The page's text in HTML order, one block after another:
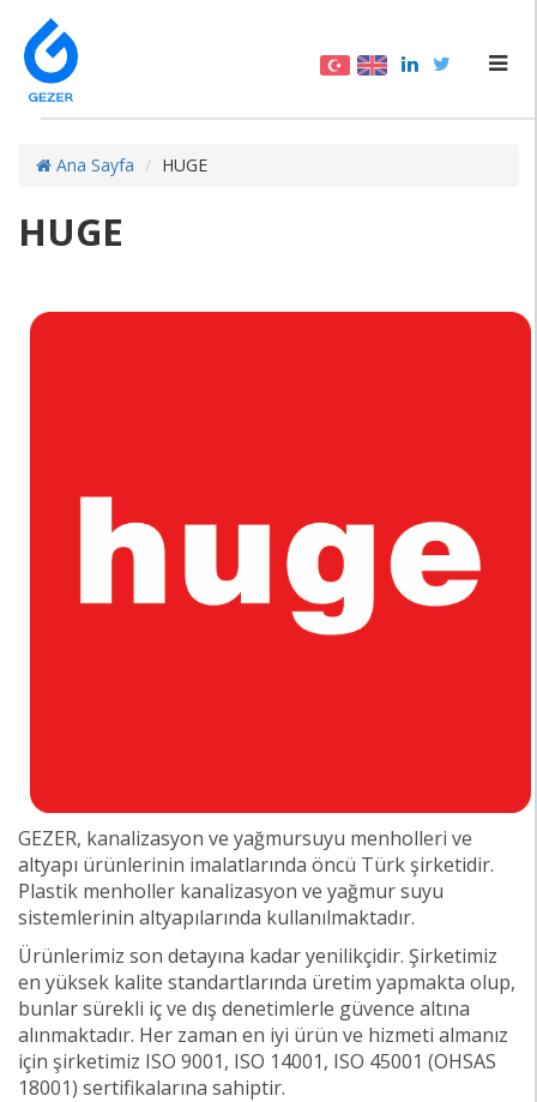
Ana Sayfa HUGE
HUGE
GEZER, kanalizasyon ve yağmursuyu menholleri ve
altyapı ürünlerinin imalatlarında öncü Türk şirketidir.
Plastik menholler kanalizasyon ve yağmur suyu
sistemlerinin altyapılarında kullanılmaktadır.
Ürünlerimiz son detayına kadar yenilikçidir. Şirketimiz
en yüksek kalite standartlarında üretim yapmakta olup,
bunlar sürekli iç ve dış denetimlerle güvence altına
alınmaktadır. Her zaman en iyi ürün ve hizmeti almanız
için şirketimiz ISO 9001, ISO 14001, ISO 45001 (OHSAS
18001) sertifikalarına sahiptir.